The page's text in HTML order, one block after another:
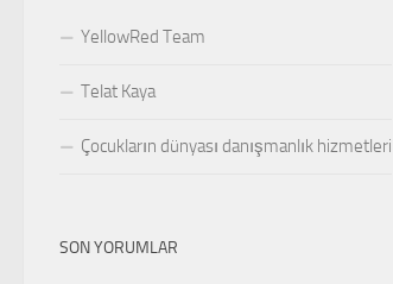
YellowRed Team
Telat Kaya
Çocukların dünyası danışmanlık hizmetleri
SON YORUMLAR